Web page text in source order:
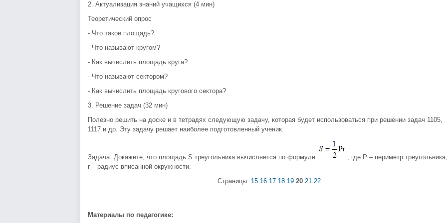
2. Актуализация знаний учащихся (4 мин)
Теоретический опрос
- Что такое площадь?
- Что называют кругом?
- Как вычислить площадь круга?
- Что называют сектором?
- Как вычислить площадь кругового сектора?
3. Решение задач (32 мин)
Полезно решить на доске и в тетрадях следующую задачу, которая будет использоваться при решении задач 1105,
1117 и др. Эту задачу решает наиболее подготовленный ученик.
Задача. Докажите, что площадь S треугольника вычисляется по формуле
, где Р – периметр треугольника,
r – радиус вписанной окружности.
Страницы: 15 16 17 18 19 20 21 22
Материалы по педагогике: